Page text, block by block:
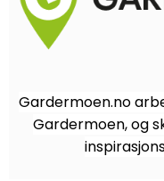
Gardermoen.no
Gardermoen, og